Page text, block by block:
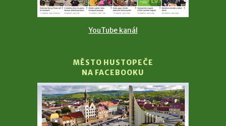
YouTube kanál
MĚSTO HUSTOPEČE
NA FACEBOOKU